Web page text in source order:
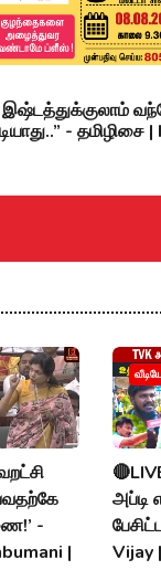
- தமிழிசை
-
|
அப்டி
Vijay